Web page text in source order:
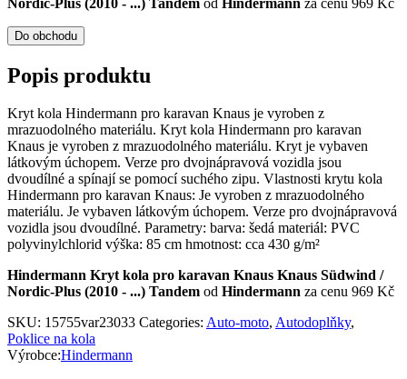
Do obchodu
Popis produktu
Kryt kola Hindermann pro karavan Knaus je vyroben z
mrazuodolného materiálu. Kryt kola Hindermann pro karavan
Knaus je vyroben z mrazuodolného materiálu. Kryt je vybaven
látkovým úchopem. Verze pro dvojnápravová vozidla jsou
dvoudílné a spínají se pomocí suchého zipu. Vlastnosti krytu kola
Hindermann pro karavan Knaus: Je vyroben z mrazuodolného
materiálu. Je vybaven látkovým úchopem. Verze pro dvojnápravová
vozidla jsou dvoudílné. Parametry: barva: šedá materiál: PVC
polyvinylchlorid výška: 85 cm hmotnost: cca 430 g/m²
Hindermann Kryt kola pro karavan Knaus Knaus Südwind /
Nordic-Plus (2010 - ...) Tandem od Hindermann za cenu 969 Kč
SKU: 15755var23033 Categories: Auto-moto, Autodoplňky,
Poklice na kola
Výrobce:Hindermann